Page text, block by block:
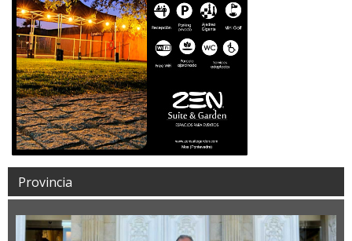
Provincia